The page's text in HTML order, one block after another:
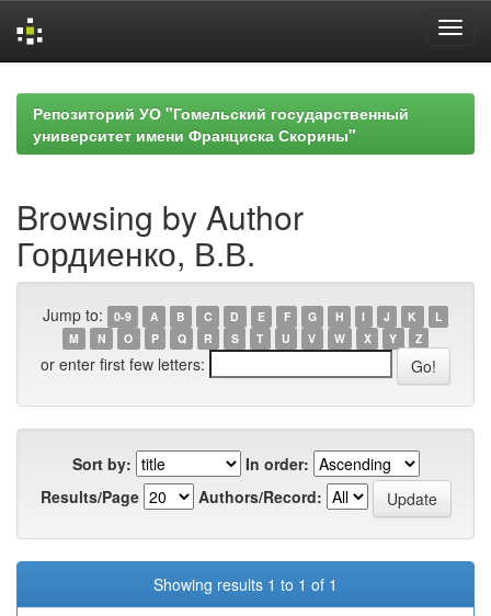
navigationРепозиторий УО "Гомельский государственный
университет имени Франциска Скорины"
Browsing by Author
Гордиенко, В.В.
Jump to: 0-9 A B C D E F G H I J K
L
M
N O P Q R S T U V W X Y Z
or enter first few letters:
Sort by:
In order:
Results/Page
Authors/Record:
Showing results 1 to 1 of 1